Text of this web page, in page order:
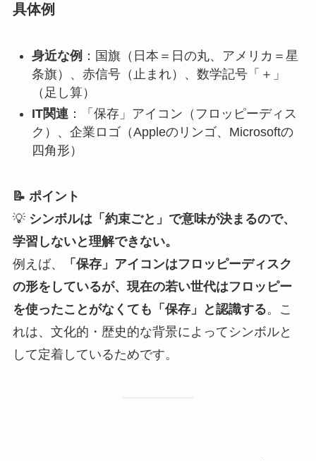
具体例
身近な例 ：国旗（日本＝日の丸、アメリカ＝星
条旗）、赤信号（止まれ）、数学記号「＋」
（足し算）
IT関連：「保存」アイコン（フロッピーディス
ク）、企業ロゴ（Appleのリンゴ、Microsoftの
四角形）
📝 ポイント
💡 シンボルは「約束ごと」で意味が決まるので、
学習しないと理解できない。
例えば、
「保存」アイコンはフロッピーディスク
の形をしているが、現在の若い世代はフロッピー
を使ったことがなくても「保存」と認識する。こ
れは、文化的・歴史的な背景によってシンボルと
して定着しているためです。